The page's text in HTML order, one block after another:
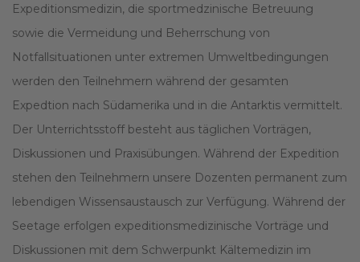
Expeditionsmedizin, die sportmedzinische Betreuung
sowie die Vermeidung und Beherrschung von
Notfallsituationen unter extremen Umweltbedingungen
werden den Teilnehmern während der gesamten
Expedtion nach Südamerika und in die Antarktis vermittelt.
Der Unterrichtsstoff besteht aus täglichen Vorträgen,
Diskussionen und Praxisübungen. Während der Expedition
stehen den Teilnehmern unsere Dozenten permanent zum
lebendigen Wissensaustausch zur Verfügung. Während der
Seetage erfolgen expeditionsmedizinische Vorträge und
Diskussionen mit dem Schwerpunkt Kältemedizin im